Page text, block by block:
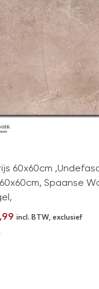
60x60cm
Spaanse
incl. BTW, exclusief